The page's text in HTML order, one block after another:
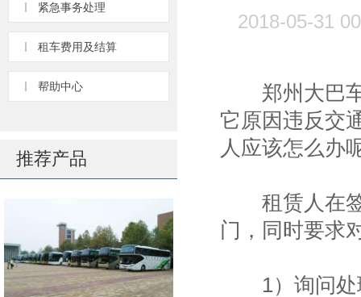
紧急事务处理
租车费用及结算
帮助中心
推荐产品
2018-05-31
郑州大巴车
它原因违反交
人应该怎么办
租赁人在签
门，同时要求
1）询问处